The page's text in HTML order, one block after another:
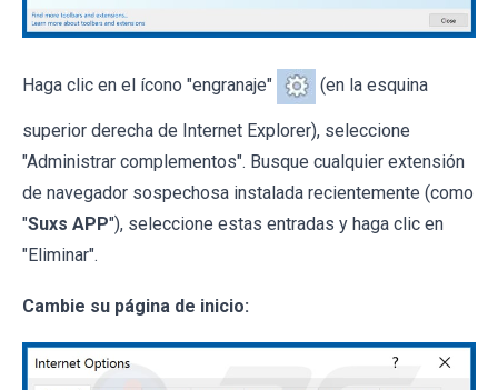
Haga clic en el ícono "engranaje" (en la esquina
superior derecha de Internet Explorer), seleccione
"Administrar complementos". Busque cualquier extensión
de navegador sospechosa instalada recientemente (como
"Suxs APP"), seleccione estas entradas y haga clic en
"Eliminar".
Cambie su página de inicio: